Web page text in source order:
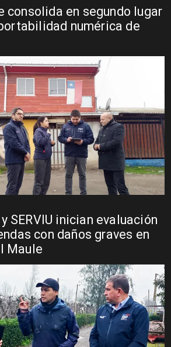
consolida en segundo lugar
numérica de
SERVIU inician evaluación
con daños graves en
Maule